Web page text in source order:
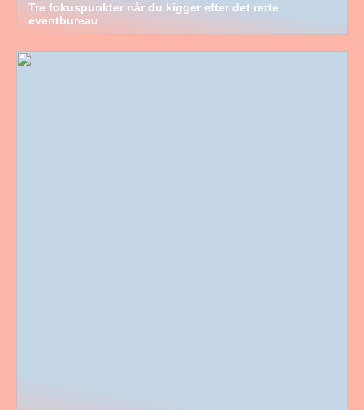
Tre fokuspunkter når du kigger efter det rette
eventbureau